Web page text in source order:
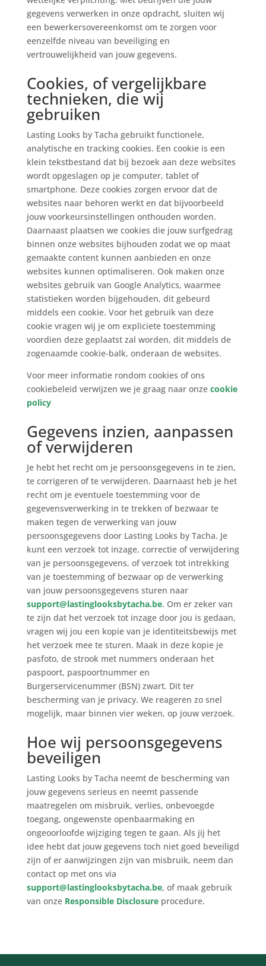
gegevens verwerken in onze opdracht, sluiten wij
een bewerkersovereenkomst om te zorgen voor
eenzelfde niveau van beveiliging en
vertrouwelijkheid van jouw gegevens.
Cookies, of vergelijkbare
technieken, die wij
gebruiken
Lasting Looks by Tacha gebruikt functionele,
analytische en tracking cookies. Een cookie is een
klein tekstbestand dat bij bezoek aan deze websites
wordt opgeslagen op je computer, tablet of
smartphone. Deze cookies zorgen ervoor dat de
websites naar behoren werkt en dat bijvoorbeeld
jouw voorkeursinstellingen onthouden worden.
Daarnaast plaatsen we cookies die jouw surfgedrag
binnen onze websites bijhouden zodat we op maat
gemaakte content kunnen aanbieden en onze
websites kunnen optimaliseren. Ook maken onze
websites gebruik van Google Analytics, waarmee
statistieken worden bijgehouden, dit gebeurd
middels een cookie. Voor het gebruik van deze
cookie vragen wij je om expliciete toestemming
voordien deze geplaatst zal worden, dit middels de
zogenaamde cookie-balk, onderaan de websites.
Voor meer informatie rondom cookies of ons
cookiebeleid verwijzen we je graag naar onze cookie
policy
Gegevens inzien, aanpassen
of verwijderen
Je hebt het recht om je persoonsgegevens in te zien,
te corrigeren of te verwijderen. Daarnaast heb je het
recht om je eventuele toestemming voor de
gegevensverwerking in te trekken of bezwaar te
maken tegen de verwerking van jouw
persoonsgegevens door Lasting Looks by Tacha. Je
kunt een verzoek tot inzage, correctie of verwijdering
van je persoonsgegevens, of verzoek tot intrekking
van je toestemming of bezwaar op de verwerking
van jouw persoonsgegevens sturen naar
support@lastinglooksbytacha.be. Om er zeker van
te zijn dat het verzoek tot inzage door jou is gedaan,
vragen wij jou een kopie van je identiteitsbewijs met
het verzoek mee te sturen. Maak in deze kopie je
pasfoto, de strook met nummers onderaan het
paspoort, paspoortnummer en
Burgerservicenummer (BSN) zwart. Dit ter
bescherming van je privacy. We reageren zo snel
mogelijk, maar binnen vier weken, op jouw verzoek.
Hoe wij persoonsgegevens
beveiligen
Lasting Looks by Tacha neemt de bescherming van
jouw gegevens serieus en neemt passende
maatregelen om misbruik, verlies, onbevoegde
toegang, ongewenste openbaarmaking en
ongeoorloofde wijziging tegen te gaan. Als jij het
idee hebt dat jouw gegevens toch niet goed beveiligd
zijn of er aanwijzingen zijn van misbruik, neem dan
contact op met ons via
support@lastinglooksbytacha.be, of maak gebruik
van onze Responsible Disclosureprocedure.